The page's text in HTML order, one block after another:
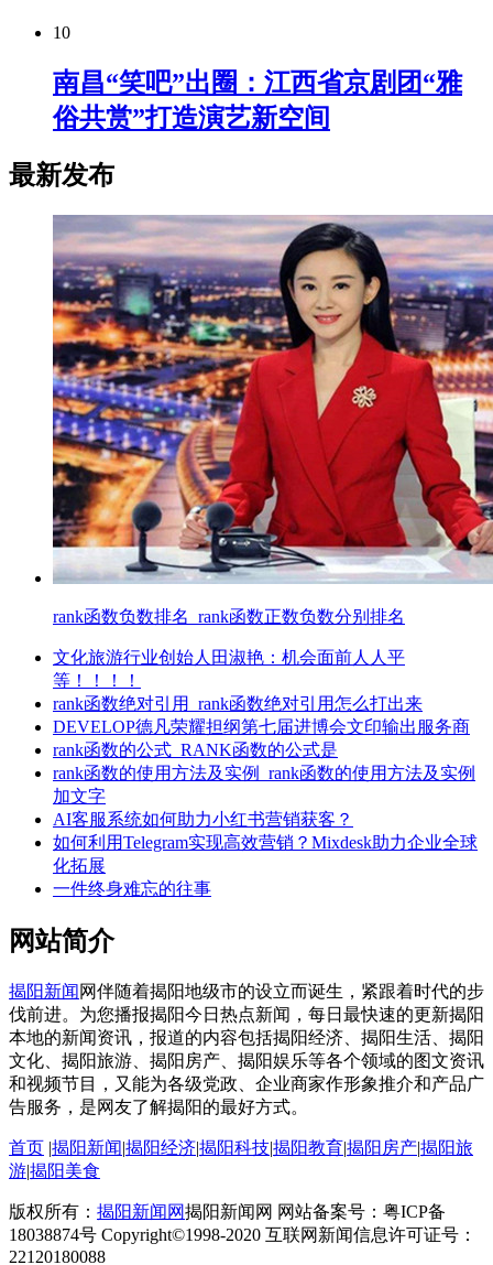
10
南昌“笑吧”出圈：江西省京剧团“雅
俗共赏”打造演艺新空间
最新发布
rank函数负数排名_rank函数正数负数分别排名
文化旅游行业创始人田淑艳：机会面前人人平
等！！！！
rank函数绝对引用_rank函数绝对引用怎么打出来
DEVELOP德凡荣耀担纲第七届进博会文印输出服务商
rank函数的公式_RANK函数的公式是
rank函数的使用方法及实例_rank函数的使用方法及实例
加文字
AI客服系统如何助力小红书营销获客？
如何利用Telegram实现高效营销？Mixdesk助力企业全球
化拓展
一件终身难忘的往事
网站简介
揭阳新闻 网伴随着揭阳地级市的设立而诞生，紧跟着时代的步
伐前进。为您播报揭阳今日热点新闻，每日最快速的更新揭阳
本地的新闻资讯，报道的内容包括揭阳经济、揭阳生活、揭阳
文化、揭阳旅游、揭阳房产、揭阳娱乐等各个领域的图文资讯
和视频节目，又能为各级党政、企业商家作形象推介和产品广
告服务，是网友了解揭阳的最好方式。
首页 |揭阳新闻|揭阳经济|揭阳科技|揭阳教育|揭阳房产|揭阳旅
游|揭阳美食
版权所有： 揭阳新闻网揭阳新闻网 网站备案号：粤ICP备
18038874号 Copyright©1998-2020 互联网新闻信息许可证号：
22120180088